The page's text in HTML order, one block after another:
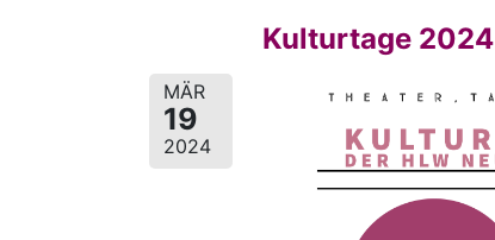
MÄR
19
2024
Kulturtage 2024